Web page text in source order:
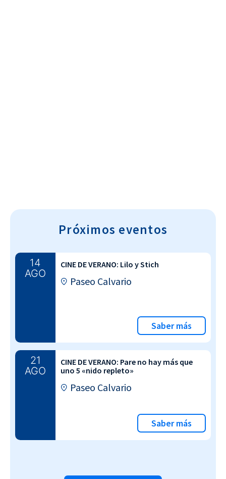
Próximos eventos
14
AGO
CINE DE VERANO: Lilo y Stich
Paseo Calvario
Saber más
21
AGO
CINE DE VERANO: Pare no hay más que
uno 5 «nido repleto»
Paseo Calvario
Saber más